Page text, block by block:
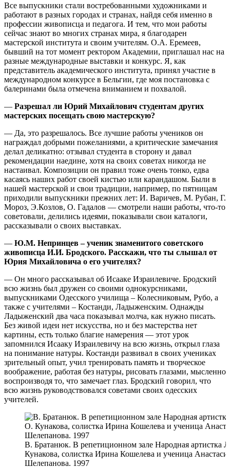
Все выпускники стали востребованными художниками и
работают в разных городах и странах, найдя себя именно в
профессии живописца и педагога. И тем, что мои работы
сейчас знают во многих странах мира, я благодарен
мастерской института и своим учителям. О.А. Еремеев,
бывший на тот момент ректором Академии, приглашал нас на
разные международные выставки и конкурс. Я, как
представитель академического института, принял участие в
международном конкурсе в Бельгии, где моя постановка с
балеринами была отмечена вниманием и похвалой.
— Разрешал ли Юрий Михайлович студентам других
мастерских посещать свою мастерскую?
— Да, это разрешалось. Все лучшие работы учеников он
награждал добрыми пожеланиями, а критические замечания
делал деликатно: отзывал студента в сторону и давал
рекомендации наедине, хотя на своих советах никогда не
настаивал. Композиции он правил тоже очень тонко, едва
касаясь наших работ своей кистью или карандашом. Были в
нашей мастерской и свои традиции, например, по пятницам
приходили выпускники прежних лет: И. Варичев, М. Рубан, Г.
Мороз, Э.Козлов, О. Гадалов — смотрели наши работы, что-то
советовали, делились идеями, показывали свои каталоги,
рассказывали о своих выставках.
— Ю.М. Непринцев – ученик знаменитого советского
живописца И.И. Бродского. Расскажи, что ты слышал от
Юрия Михайловича о его учителях?
— Он много рассказывал об Исааке Израилевиче. Бродский
всю жизнь был дружен со своими однокурсниками,
выпускниками Одесского училища – Колесниковым, Рубо, а
также с учителями – Костанди, Ладыженским. Однажды
Ладыженский два часа показывал молча, как нужно писать.
Без живой идеи нет искусства, но и без мастерства нет
картины, есть только благие намерения — этот урок
запомнился Исааку Израилевичу на всю жизнь, открыл глаза
на понимание натуры. Костанди развивал в своих учениках
зрительный опыт, учил тренировать память и творческое
воображение, работая без натуры, рисовать глазами, мысленно
воспроизводя то, что замечает глаз. Бродский говорил, что
всю жизнь руководствовался советами своих одесских
учителей.
В. Братанюк. В репетиционном зале Народная артистка
Кунакова, солистка Ирина Кошелева и ученица
Шелепанова. 1997